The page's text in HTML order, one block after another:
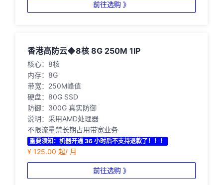
前往选购 》
香港高防云◆8核 8G 250M 1IP
核心：8核
内存：8G
带宽：250M峰值
硬盘：80G SSD
防御：300G 真实防御
说明：采用AMD处理器
不限流量禁长期占用带宽业务
重要须知：机器开通 36 小时后不支持退款了！！！
¥ 125.00 起/ 月
前往选购 》